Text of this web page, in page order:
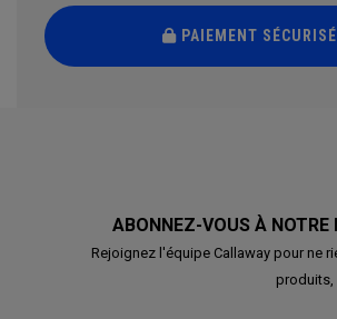
PAIEMENT SÉCURISÉ
ABONNEZ-VOUS À NOTRE
Rejoignez l'équipe Callaway pour ne